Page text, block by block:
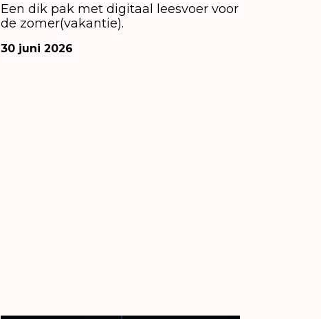
Een dik pak met digitaal leesvoer voor
de zomer(vakantie).
30 juni 2026